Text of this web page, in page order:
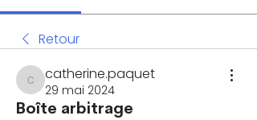
Retour
catherine.paquet
catherine.paquet
29 mai 2024
Boîte arbitrage